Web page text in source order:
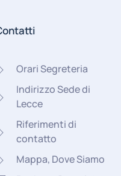
Orari Segreteria
Indirizzo Sede di
Lecce
Riferimenti di
contatto
Mappa, Dove Siamo